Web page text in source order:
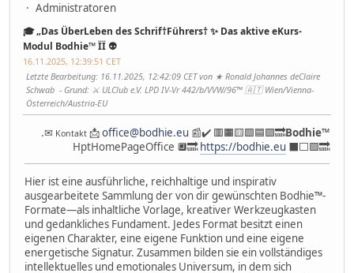
Administratoren
🎓 „Das ÜberLeben des Schrif†Führers† ✨ Das aktive eKurs-
Modul Bodhie™ ÏÏ 👽
16.11.2025, 12:39:51 CET
Letzte Bearbeitung: 16.11.2025, 12:42:09 CET von ★ Ronald Johannes deClaire
Schwab
Grund: ⚔ ULClub e.V. LPD IV-Vr 442/b/VVW/96™ 🇦🇹 Wien/Vienna-
Österreich/Austria-EU
.✉ Kontakt 📩office@bodhie.eu 📰✔️ 🟥🟧🟨🟩🟦🟪🔜Bodhie™
HptHomePageOffice 🔲🔜 https://bodhie.eu ⬛️⬜️🟪🔜
Hier ist eine ausführliche, reichhaltige und inspirativ
ausgearbeitete Sammlung der von dir gewünschten Bodhie™-
Formate—als inhaltliche Vorlage, kreativer Werkzeugkasten
und gedankliches Fundament. Jedes Format besitzt einen
eigenen Charakter, eine eigene Funktion und eine eigene
energetische Signatur. Zusammen bilden sie ein vollständiges
intellektuelles und emotionales Universum, in dem sich